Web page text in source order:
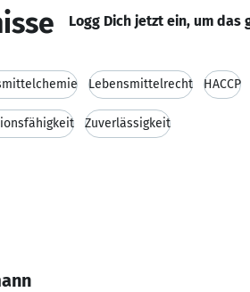
Logg Dich jetzt ein, um das
Lebensmittelrecht HACCP
Zuverlässigkeit